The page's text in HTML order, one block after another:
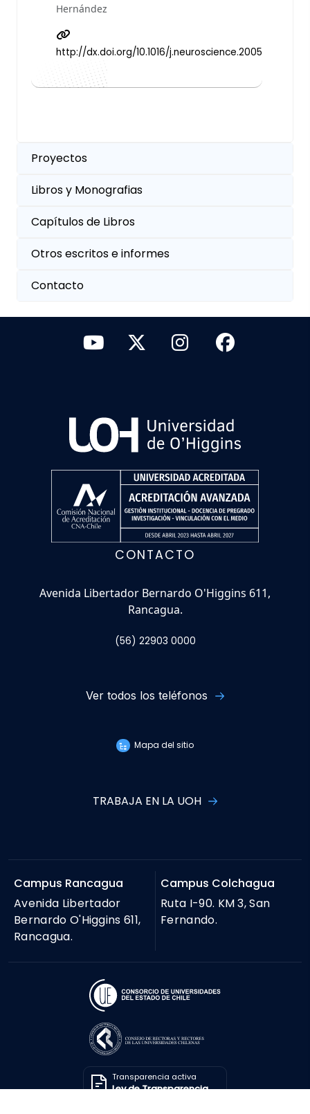
Hernández
http://dx.doi.org/10.1016/j.neuroscience.2005.07.032
Proyectos
Libros y Monografias
Capítulos de Libros
Otros escritos e informes
Contacto
CONTACTO
Avenida Libertador Bernardo O'Higgins 611,
Rancagua.
(56) 22903 0000
Ver todos los teléfonos
Mapa del sitio
TRABAJA EN LA UOH
Campus Rancagua
Avenida Libertador
Bernardo O'Higgins 611,
Rancagua.
Campus Colchagua
Ruta I-90. KM 3, San
Fernando.
Transparencia activa
Ley de Transparencia